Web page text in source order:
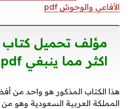
الأفاعي والوحوش pdf
مؤلف تحميل كتاب
اكثر مما ينبغي pdf
هذا الكتاب المذكور هو واحد من
المملكة العربية السعودية وهو من